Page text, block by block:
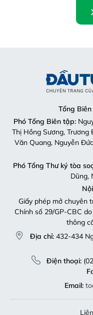
Tổng
Phó Tổng Biên tập:
Thị Hồng Sương, Trương
Văn Quang, Nguyễn
Phó Tổng Thư ký tòa
Dũng,
Giấy phép mở chuyên
Chính số 29/GP-CBC
thông
Địa chỉ: 432-434
Điện thoại:
Email: